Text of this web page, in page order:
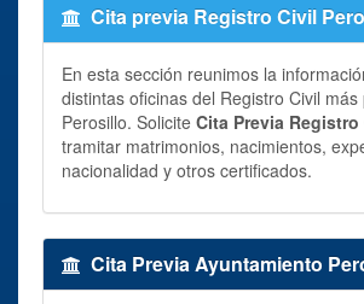
Cita previa Registro Civil
En esta sección reunimos la
distintas oficinas del Registro Civil más
Perosillo. Solicite Cita Previa Registro
tramitar matrimonios, nacimientos,
nacionalidad y otros certificados.
Cita Previa Ayuntamiento